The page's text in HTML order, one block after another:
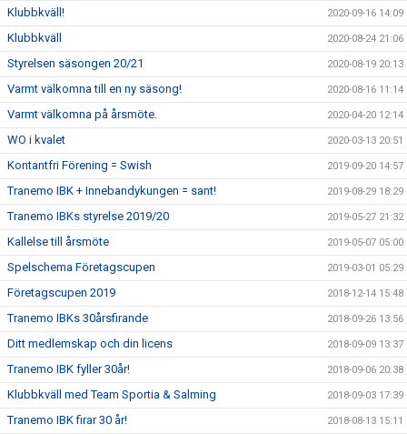
Klubbkväll! 2020-09-16 14:09
Klubbkväll 2020-08-24 21:06
Styrelsen säsongen 20/21 2020-08-19 20:13
Varmt välkomna till en ny säsong! 2020-08-16 11:14
Varmt välkomna på årsmöte. 2020-04-20 12:14
WO i kvalet 2020-03-13 20:51
Kontantfri Förening = Swish 2019-09-20 14:57
Tranemo IBK + Innebandykungen = sant! 2019-08-29 18:29
Tranemo IBKs styrelse 2019/20 2019-05-27 21:32
Kallelse till årsmöte 2019-05-07 05:00
Spelschema Företagscupen 2019-03-01 05:29
Företagscupen 2019 2018-12-14 15:48
Tranemo IBKs 30årsfirande 2018-09-26 13:56
Ditt medlemskap och din licens 2018-09-09 13:37
Tranemo IBK fyller 30år! 2018-09-06 20:38
Klubbkväll med Team Sportia & Salming 2018-09-03 17:39
Tranemo IBK firar 30 år! 2018-08-13 15:11